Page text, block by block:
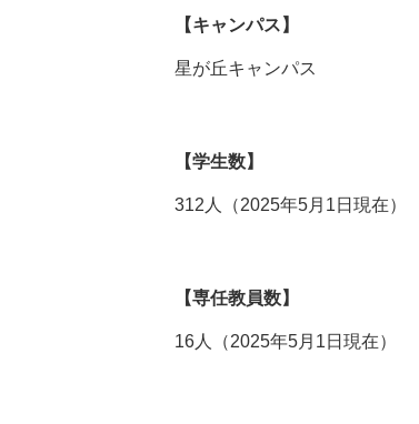
【キャンパス】
星が丘キャンパス
【学生数】
312人（2025年5月1日現在）
【専任教員数】
16人（2025年5月1日現在）